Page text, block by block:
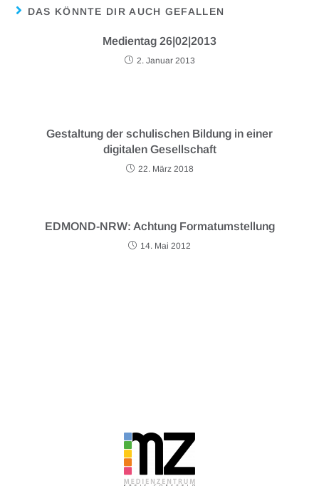
DAS KÖNNTE DIR AUCH GEFALLEN
Medientag 26|02|2013
2. Januar 2013
Gestaltung der schulischen Bildung in einer
digitalen Gesellschaft
22. März 2018
EDMOND-NRW: Achtung Formatumstellung
14. Mai 2012